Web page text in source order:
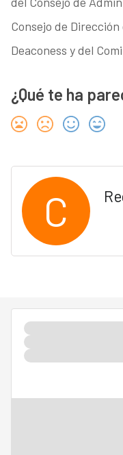
Consejo de
Deaconess y del
¿Qué te ha
C